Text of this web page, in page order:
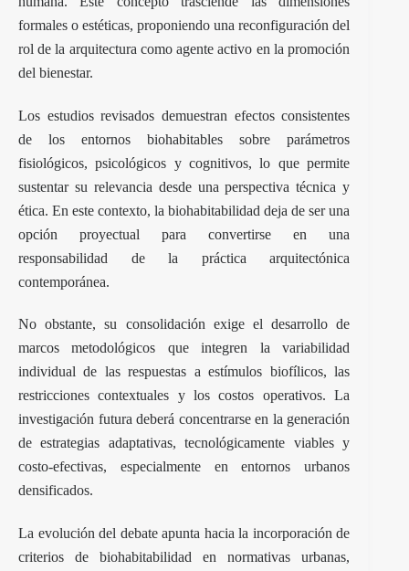
formales o estéticas, proponiendo una reconfiguración del
rol de la arquitectura como agente activo en la promoción
del bienestar.
Los estudios revisados demuestran efectos consistentes
de los entornos biohabitables sobre parámetros
fisiológicos, psicológicos y cognitivos, lo que permite
sustentar su relevancia desde una perspectiva técnica y
ética. En este contexto, la biohabitabilidad deja de ser una
opción proyectual para convertirse en una
responsabilidad de la práctica arquitectónica
contemporánea.
No obstante, su consolidación exige el desarrollo de
marcos metodológicos que integren la variabilidad
individual de las respuestas a estímulos biofílicos, las
restricciones contextuales y los costos operativos. La
investigación futura deberá concentrarse en la generación
de estrategias adaptativas, tecnológicamente viables y
costo-efectivas, especialmente en entornos urbanos
densificados.
La evolución del debate apunta hacia la incorporación de
criterios de biohabitabilidad en normativas urbanas,